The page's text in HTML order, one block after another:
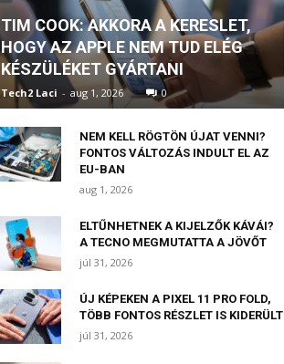
TIM COOK: AKKORA A KERESLET,
HOGY AZ APPLE NEM TUD ELÉG
KÉSZÜLÉKET GYÁRTANI
Tech2 Laci - aug 1, 2026 0
NEM KELL RÖGTÖN ÚJAT VENNI?
FONTOS VÁLTOZÁS INDULT EL AZ
EU-BAN
aug 1, 2026
ELTŰNHETNEK A KIJELZŐK KÁVÁI?
A TECNO MEGMUTATTA A JÖVŐT
júl 31, 2026
ÚJ KÉPEKEN A PIXEL 11 PRO FOLD,
TÖBB FONTOS RÉSZLET IS KIDERÜLT
júl 31, 2026